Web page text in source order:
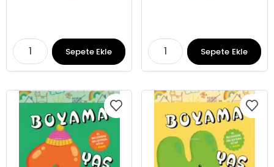
Sepete Ekle Sepete Ekle